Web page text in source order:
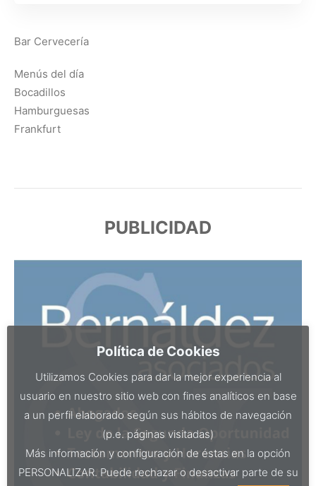
Bar Cervecería
Menús del día
Bocadillos
Hamburguesas
Frankfurt
PUBLICIDAD
Política de Cookies
Utilizamos Cookies para dar la mejor experiencia al
usuario en nuestro sitio web con fines analíticos en base
a un perfil elaborado según sus hábitos de navegación
(p.e. páginas visitadas)
Más información y configuración de éstas en la opción
PERSONALIZAR. Puede rechazar o desactivar parte de su